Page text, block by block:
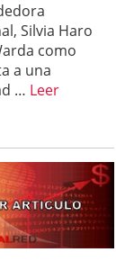
más?
Silvia Haro
como
a una
… Leer